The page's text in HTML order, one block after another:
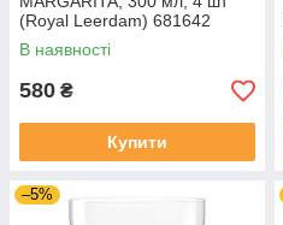
(Royal Leerdam) 681642
В наявності
580 ₴
Купити
–5%